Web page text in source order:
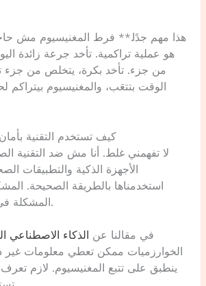
هو عملية تراكمية. تأخد جرعة زائدة
من جزء. تأخد بكرة، يتخلص من جزء
الوقت بتتعَب، والمغنيسيوم بيتراكم
كيف تستخدم التقنية
لا تفهمني غلط. أنا مش ضد التقنية
الأجهزة الذكية والتطبيقات
استخدمناها بالطريقة الصحيحة.
المشكلة في طريقة الاستخدام.
في مقالنا عن الذكاء الاصطناعي
الخوارزميات ممكن تعطي معلومات غير
ينطبق على تتبع المغنيسيوم. لازم